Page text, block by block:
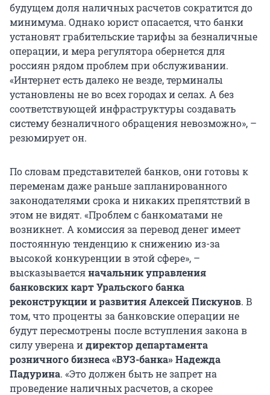
будущем доля наличных расчетов сократится до
минимума. Однако юрист опасается, что банки
установят грабительские тарифы за безналичные
операции, и мера регулятора обернется для
россиян рядом проблем при обслуживании.
«Интернет есть далеко не везде, терминалы
установлены не во всех городах и селах. А без
соответствующей инфраструктуры создавать
систему безналичного обращения невозможно», –
резюмирует он.
По словам представителей банков, они готовы к
переменам даже раньше запланированного
законодателями срока и никаких препятствий в
этом не видят. «Проблем с банкоматами не
возникнет. А комиссия за перевод денег имеет
постоянную тенденцию к снижению из-за
высокой конкуренции в этой сфере», –
высказываетсяначальник управления
банковских карт Уральского банка
реконструкции и развития Алексей Пискунов. В
том, что проценты за банковские операции не
будут пересмотрены после вступления закона в
силу уверена идиректор департамента
розничного бизнеса «ВУЗ-банка» Надежда
Падурина. «Это должен быть не запрет на
проведение наличных расчетов, а скорее